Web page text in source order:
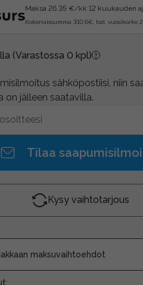
Maksa 26.35 €/kk 12 kuukauden
Kokonaissumma 310.6€, tod. vuosikorko
(Varastossa 0 kpl)
sähköpostiisi, niin
on jälleen saatavilla.
Tilaa
Kysy vaihtotarjous
maksuvaihtoehdot